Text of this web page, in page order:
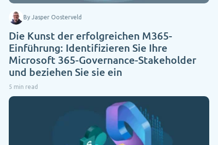
By Jasper Oosterveld
Die Kunst der erfolgreichen M365-
Einführung: Identifizieren Sie Ihre
Microsoft 365-Governance-Stakeholder
und beziehen Sie sie ein
5 min read